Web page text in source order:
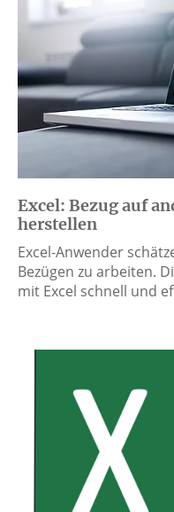
Excel: Bezug auf
herstellen
Excel-Anwender
Bezügen zu arbeiten.
mit Excel schnell und